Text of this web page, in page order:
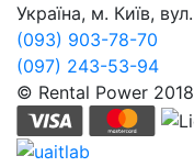
Україна, м. Київ,
(093) 903-78-70
(097) 243-53-94
© Rental Power